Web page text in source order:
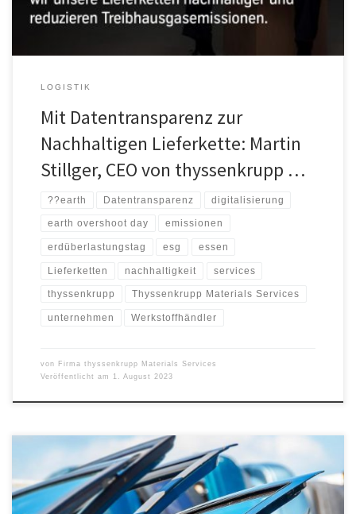
LOGISTIK
Mit Datentransparenz zur
Nachhaltigen Lieferkette: Martin
Stillger, CEO von thyssenkrupp …
??earth Datentransparenz digitalisierung
earth overshoot day emissionen
erdüberlastungstag esg essen
Lieferketten nachhaltigkeit services
thyssenkrupp Thyssenkrupp Materials Services
unternehmen Werkstoffhändler
von Firma thyssenkrupp Materials Services
Veröffentlicht am
1. August 2023
Mit einer Plattform für die Kreislaufwirtschaft in der
Automobilindustrie wollen die Unternehmen neue Standards für